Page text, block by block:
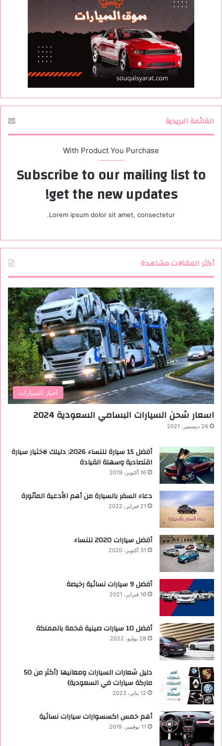
القائمة البريدية
With Product You Purchase
Subscribe to our mailing list to
get the new updates!
Lorem ipsum dolor sit amet, consectetur.
أكثر المقالات مشاهدة
أخبار السيارات
اسعار شحن السيارات البسامي السعودية 2024
26 ديسمبر، 2021
أفضل 15 سيارة للنساء 2026: دليلك لاختيار سيارة
اقتصادية وسهلة القيادة
16 أكتوبر، 2019
دعاء السفر بالسيارة من أهم الأدعية المأثورة
21 فبراير، 2022
أفضل سيارات 2020 للنساء
31 أكتوبر، 2020
‏أفضل 9 سيارات نسائية رخيصة
16 فبراير، 2021
أفضل 10 سيارات صينية فخمة بالمملكة
28 يوليو، 2022
دليل شعارات السيارات ومعانيها (أكثر من 50
ماركة سيارات في السعودية)
12 يناير، 2023
أهم خمس اكسسوارات سيارات نسائية
11 نوفمبر، 2019